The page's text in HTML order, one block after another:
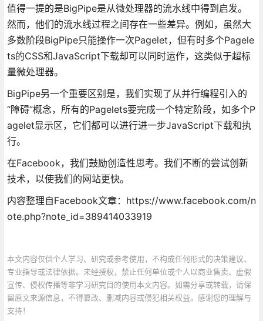
值得一提的是BigPipe是从微处理器的流水线中得到启发。
然而，他们的流水线过程之间存在一些差异。例如，虽然大
多数阶段BigPipe只能操作一次Pagelet，但有时多个Pagele
ts的CSS和JavaScript下载却可以同时运作，这类似于超标
量微处理器。
BigPipe另一个重要区别是，我们实现了从并行编程引入的
“障碍”概念，所有的Pagelets要完成一个特定阶段，如多个P
agelet显示区，它们都可以进行进一步JavaScript下载和执
行。
在Facebook，我们鼓励创造性思考。我们不断的尝试创新
技术，以使我们的网站更快。
内容整理自Facebook文章：https://www.facebook.com/n
ote.php?note_id=389414033919
本文内容仅供个人学习、研究或参考使用，不构成任何形式的决策建议、
专业指导或法律依据。未经授权，禁止任何单位或个人以商业售卖、虚假
宣传、侵权传播等非学习研究目的使用本文内容。如需分享或转载，请保
留原文来源信息，不得篡改、删减内容或侵犯相关权益。感谢您的理解与
支持！